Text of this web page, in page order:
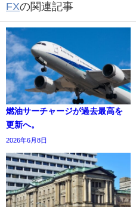
FXの関連記事
燃油サーチャージが過去最高を
更新へ。
2026年6月8日